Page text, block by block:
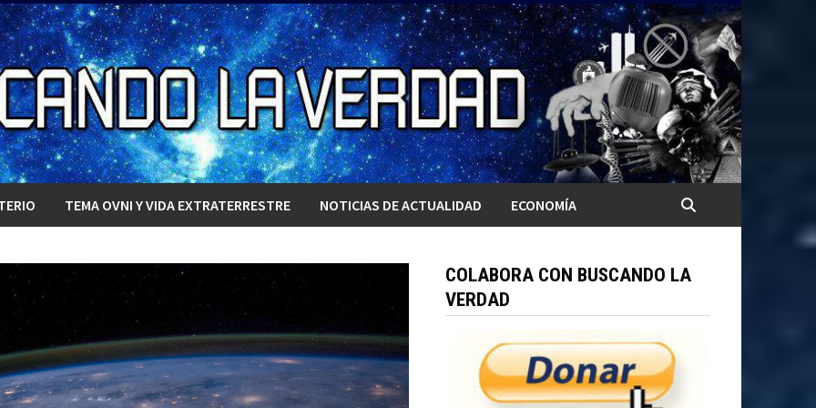
TEMA OVNI Y VIDA EXTRATERRESTRE NOTICIAS DE ACTUALIDAD ECONOMÍA
COLABORA CON BUSCANDO LA
VERDAD